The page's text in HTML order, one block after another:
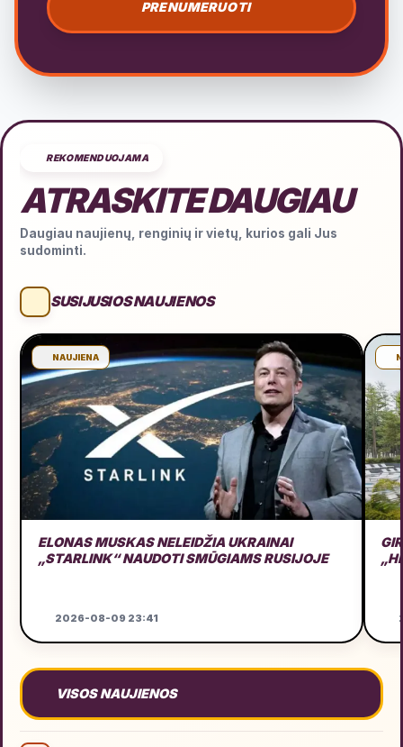
PRENUMERUOTI
REKOMENDUOJAMA
ATRASKITE DAUGIAU
Daugiau naujienų, renginių ir vietų, kurios gali Jus
sudominti.
SUSIJUSIOS NAUJIENOS
NAUJIENA
ELONAS MUSKAS NELEIDŽIA UKRAINAI
„STARLINK“ NAUDOTI SMŪGIAMS RUSIJOJE
2026-08-09 23:41
VISOS NAUJIENOS